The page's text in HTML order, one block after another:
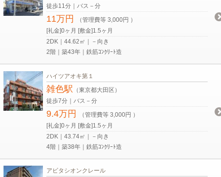
徒歩11分｜バス－分
11万円
（管理費等 3,000円 ）
[礼金]0ヶ月 [敷金]1.5ヶ月
2DK｜44.62㎡｜－向き
2階｜築43年｜鉄筋ｺﾝｸﾘｰﾄ造
ハイツアオキ第１
雑色駅
（東京都大田区）
徒歩7分｜バス－分
9.4万円
（管理費等 3,000円 ）
[礼金]0ヶ月 [敷金]1.5ヶ月
2DK｜43.74㎡｜－向き
4階｜築38年｜鉄筋ｺﾝｸﾘｰﾄ造
アビタシオンクレール